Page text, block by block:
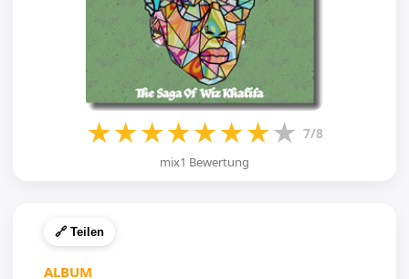
★★★★★★★★ 7/8
mix1 Bewertung
🔗 Teilen
ALBUM